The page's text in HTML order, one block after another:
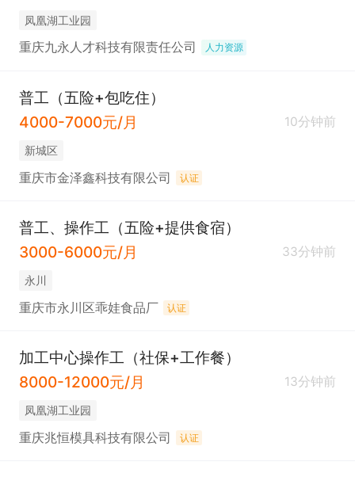
凤凰湖工业园
重庆九永人才科技有限责任公司 人力资源
普工（五险+包吃住）
4000-7000元/月
10分钟前
新城区
重庆市金泽鑫科技有限公司 认证
普工、操作工（五险+提供食宿）
3000-6000元/月
33分钟前
永川
重庆市永川区乖娃食品厂 认证
加工中心操作工（社保+工作餐）
8000-12000元/月
13分钟前
凤凰湖工业园
重庆兆恒模具科技有限公司 认证